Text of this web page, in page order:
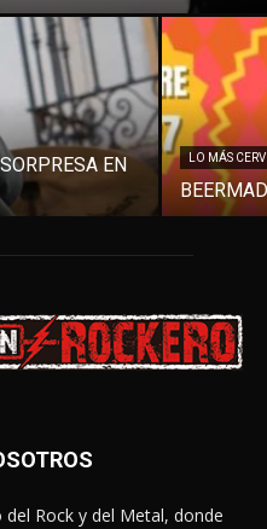
EN
LO MÁS
Rock y del Metal, donde